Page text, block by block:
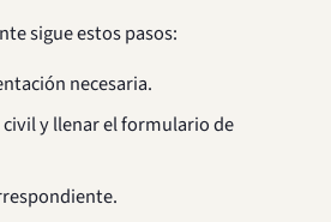
sigue estos pasos:
necesaria.
y llenar el formulario de